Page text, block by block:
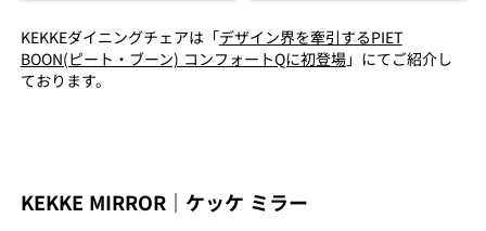
KEKKEダイニングチェアは「デザイン界を牽引するPIET
BOON(ピート・ブーン) コンフォートQに初登場」 にてご紹介し
ております。
KEKKE MIRROR｜ケッケ ミラー